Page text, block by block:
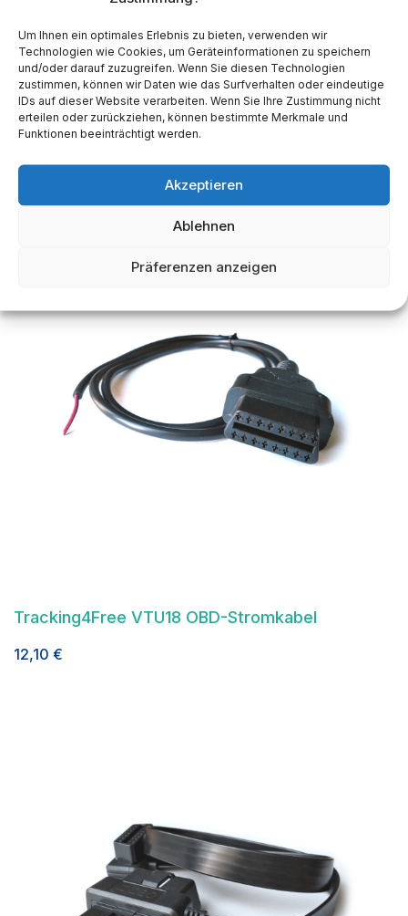
Um Ihnen ein optimales Erlebnis zu bieten, verwenden wir
Technologien wie Cookies, um Geräteinformationen zu speichern
und/oder darauf zuzugreifen. Wenn Sie diesen Technologien
zustimmen, können wir Daten wie das Surfverhalten oder eindeutige
IDs auf dieser Website verarbeiten. Wenn Sie Ihre Zustimmung nicht
erteilen oder zurückziehen, können bestimmte Merkmale und
Funktionen beeinträchtigt werden.
Akzeptieren
Ablehnen
Präferenzen anzeigen
Tracking4Free VTU18 OBD – 3-poliges OBD-
Stromkabel
Tracking4Free VTU18 OBD-Stromkabel
12,10 €